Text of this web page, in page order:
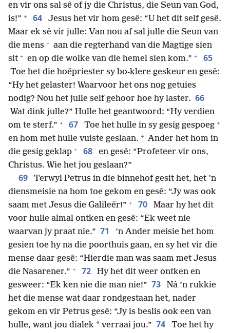
en vir ons sal sê of jy die Christus, die Seun van God,
is!” + 64
Jesus het vir hom gesê: “U het dit self gesê.
Maar ek sê vir julle: Van nou af sal julle die Seun van
die mens + aan die regterhand van die Magtige sien
sit + en op die wolke van die hemel sien kom.” + 65
Toe het die hoëpriester sy bo-klere geskeur en gesê:
“Hy het gelaster! Waarvoor het ons nog getuies
nodig? Nou het julle self gehoor hoe hy laster. 66
Wat dink julle?” Hulle het geantwoord: “Hy verdien
om te sterf.” + 67 Toe het hulle in sy gesig gespoeg +
en hom met hulle vuiste geslaan. + Ander het hom in
die gesig geklap + 68
en gesê: “Profeteer vir ons,
Christus. Wie het jou geslaan?”
69
Terwyl Petrus in die binnehof gesit het, het ’n
diensmeisie na hom toe gekom en gesê: “Jy was ook
saam met Jesus die Galileër!” + 70
Maar hy het dit
voor hulle almal ontken en gesê: “Ek weet nie
waarvan jy praat nie.” 71
’n Ander meisie het hom
gesien toe hy na die poorthuis gaan, en sy het vir die
mense daar gesê: “Hierdie man was saam met Jesus
die Nasarener.” + 72
Hy het dit weer ontken en
gesweer: “Ek ken nie die man nie!” 73
Ná ’n rukkie
het die mense wat daar rondgestaan het, nader
gekom en vir Petrus gesê: “Jy is beslis ook een van
hulle, want jou dialek * verraai jou.” 74
Toe het hy